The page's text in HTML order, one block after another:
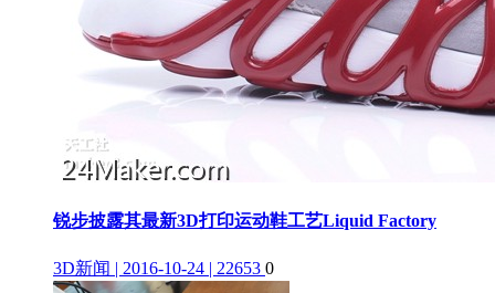
锐步披露其最新3D打印运动鞋工艺Liquid Factory
3D新闻 | 2016-10-24 | 22653 0